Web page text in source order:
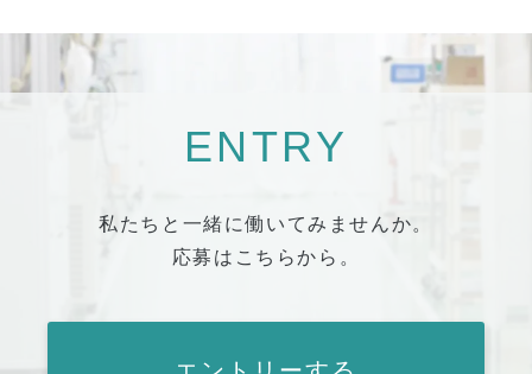
ENTRY
私たちと一緒に働いてみませんか。
応募はこちらから。